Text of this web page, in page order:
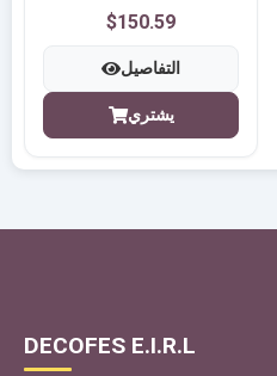
$150.59
التفاصيل
يشتري
DECOFES E.I.R.L